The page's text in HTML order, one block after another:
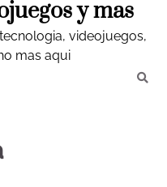
y mas
videojuegos,
mas aqui